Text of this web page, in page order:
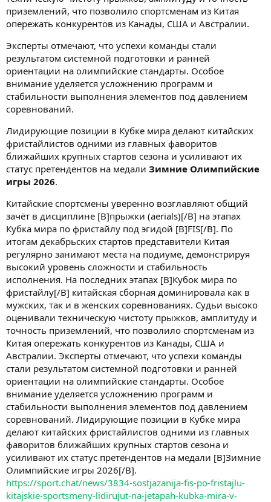
приземлений, что позволило спортсменам из Китая
опережать конкурентов из Канады, США и Австралии.
Эксперты отмечают, что успехи команды стали
результатом системной подготовки и ранней
ориентации на олимпийские стандарты. Особое
внимание уделяется усложнению программ и
стабильности выполнения элементов под давлением
соревнований.
Лидирующие позиции в Кубке мира делают китайских
фристайлистов одними из главных фаворитов
ближайших крупных стартов сезона и усиливают их
статус претендентов на медали Зимние Олимпийские
игры 2026.
Китайские спортсмены уверенно возглавляют общий
зачёт в дисциплине [B]прыжки (aerials)[/B] на этапах
Кубка мира по фристайлу под эгидой [B]FIS[/B]. По
итогам декабрьских стартов представители Китая
регулярно занимают места на подиуме, демонстрируя
высокий уровень сложности и стабильность
исполнения. На последних этапах [B]Кубок мира по
фристайлу[/B] китайская сборная доминировала как в
мужских, так и в женских соревнованиях. Судьи высоко
оценивали техническую чистоту прыжков, амплитуду и
точность приземлений, что позволило спортсменам из
Китая опережать конкурентов из Канады, США и
Австралии. Эксперты отмечают, что успехи команды
стали результатом системной подготовки и ранней
ориентации на олимпийские стандарты. Особое
внимание уделяется усложнению программ и
стабильности выполнения элементов под давлением
соревнований. Лидирующие позиции в Кубке мира
делают китайских фристайлистов одними из главных
фаворитов ближайших крупных стартов сезона и
усиливают их статус претендентов на медали [B]Зимние
Олимпийские игры 2026[/B].
https://sport.chat/news/3834-sostjazanija-fis-po-fristajlu-
kitajskie-sportsmeny-lidirujut-na-jetapah-kubka-mira-v-